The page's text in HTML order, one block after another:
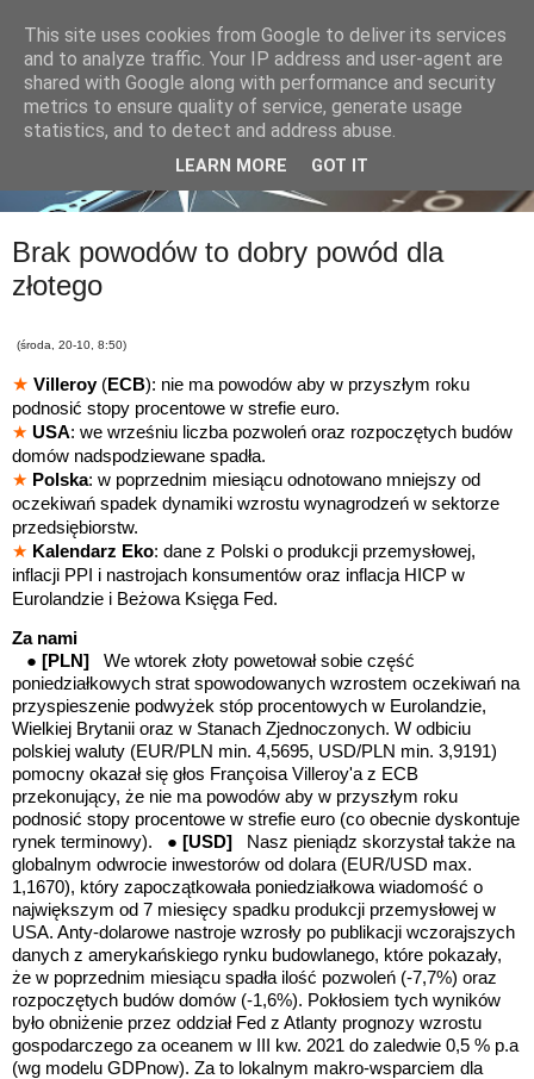
Brak powodów to dobry powód dla
złotego
(środa, 20-10, 8:50)
★ Villeroy(ECB): nie ma powodów aby w przyszłym roku
podnosić stopy procentowe w strefie euro.
★ USA: we wrześniu liczba pozwoleń oraz rozpoczętych budów
domów nadspodziewane spadła.
★ Polska: w poprzednim miesiącu odnotowano mniejszy od
oczekiwań spadek dynamiki wzrostu wynagrodzeń w sektorze
przedsiębiorstw.
★ Kalendarz Eko: dane z Polski o produkcji przemysłowej,
inflacji PPI i nastrojach konsumentów oraz inflacja HICP w
Eurolandzie i Beżowa Księga Fed.
Za nami
● [PLN] We wtorek złoty powetował sobie część
poniedziałkowych strat spowodowanych wzrostem oczekiwań na
przyspieszenie podwyżek stóp procentowych w Eurolandzie,
Wielkiej Brytanii oraz w Stanach Zjednoczonych. W odbiciu
polskiej waluty (EUR/PLN min. 4,5695, USD/PLN min. 3,9191)
pomocny okazał się głos Françoisa Villeroy'a z ECB
przekonujący, że nie ma powodów aby w przyszłym roku
podnosić stopy procentowe w strefie euro (co obecnie dyskontuje
rynek terminowy). ● [USD] Nasz pieniądz skorzystał także na
globalnym odwrocie inwestorów od dolara (EUR/USD max.
1,1670), który zapoczątkowała poniedziałkowa wiadomość o
największym od 7 miesięcy spadku produkcji przemysłowej w
USA. Anty-dolarowe nastroje wzrosły po publikacji wczorajszych
danych z amerykańskiego rynku budowlanego, które pokazały,
że w poprzednim miesiącu spadła ilość pozwoleń (-7,7%) oraz
rozpoczętych budów domów (-1,6%). Pokłosiem tych wyników
było obniżenie przez oddział Fed z Atlanty prognozy wzrostu
gospodarczego za oceanem w III kw. 2021 do zaledwie 0,5 % p.a
(wg modelu GDPnow). Za to lokalnym makro-wsparciem dla
This site uses cookies from Google to deliver its services
and to analyze traffic. Your IP address and user-agent are
shared with Google along with performance and security
metrics to ensure quality of service, generate usage
statistics, and to detect and address abuse.
LEARN MORE GOT IT